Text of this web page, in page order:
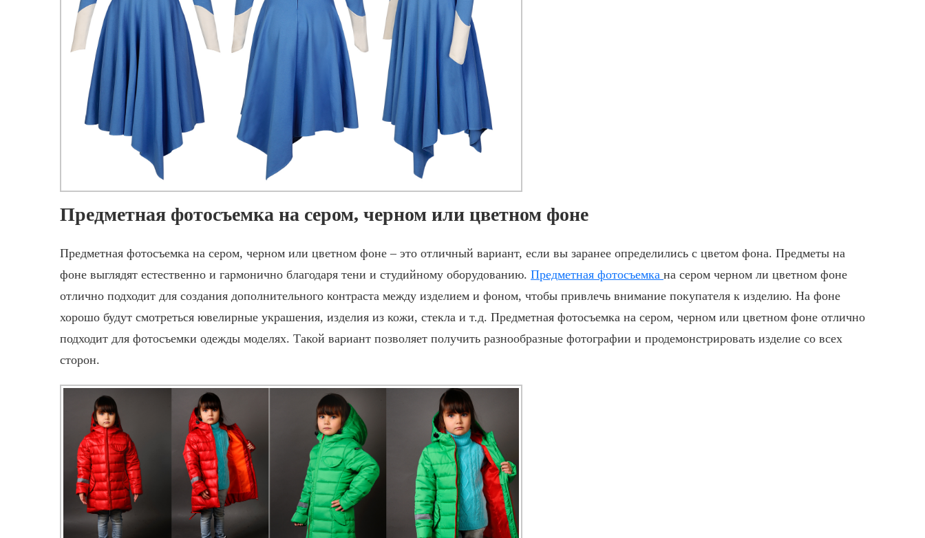
Предметная фотосъемка на сером, черном или цветном фоне
Предметная фотосъемка на сером, черном или цветном фоне – это отличный вариант, если вы заранее определились с цветом фона. Предметы на
фоне выглядят естественно и гармонично благодаря тени и студийному оборудованию. Предметная фотосъемка на сером черном ли цветном фоне
отлично подходит для создания дополнительного контраста между изделием и фоном, чтобы привлечь внимание покупателя к изделию. На фоне
хорошо будут смотреться ювелирные украшения, изделия из кожи, стекла и т.д. Предметная фотосъемка на сером, черном или цветном фоне отлично
подходит для фотосъемки одежды моделях. Такой вариант позволяет получить разнообразные фотографии и продемонстрировать изделие со всех
сторон.